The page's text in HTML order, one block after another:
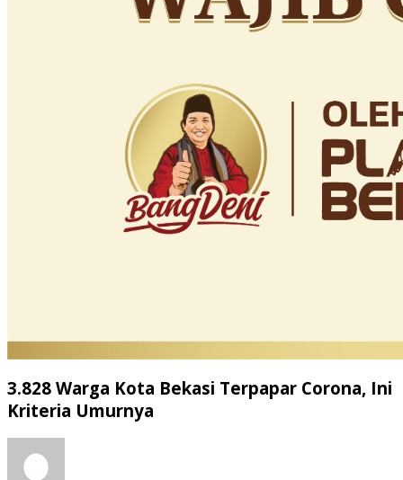
3.828 Warga Kota Bekasi Terpapar Corona, Ini
Kriteria Umurnya